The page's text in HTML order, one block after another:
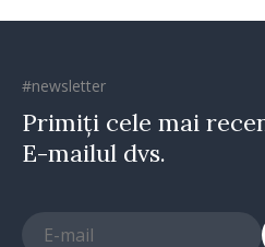
#newsletter
Primiți cele mai
E-mailul dvs.